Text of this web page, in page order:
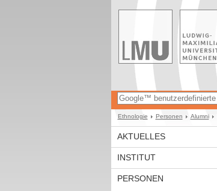
Ethnologie Personen Alumni
AKTUELLES
INSTITUT
PERSONEN